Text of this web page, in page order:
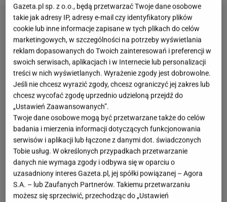
Gazeta.pl sp. z o.o., będą przetwarzać Twoje dane osobowe
takie jak adresy IP, adresy e-mail czy identyfikatory plików
cookie lub inne informacje zapisane w tych plikach do celów
marketingowych, w szczególności na potrzeby wyświetlania
reklam dopasowanych do Twoich zainteresowań i preferencji w
swoich serwisach, aplikacjach i w Internecie lub personalizacji
treści w nich wyświetlanych. Wyrażenie zgody jest dobrowolne.
Jeśli nie chcesz wyrazić zgody, chcesz ograniczyć jej zakres lub
chcesz wycofać zgodę uprzednio udzieloną przejdź do
„Ustawień Zaawansowanych”.
Twoje dane osobowe mogą być przetwarzane także do celów
badania i mierzenia informacji dotyczących funkcjonowania
serwisów i aplikacji lub łączone z danymi dot. świadczonych
Tobie usług. W określonych przypadkach przetwarzanie
danych nie wymaga zgody i odbywa się w oparciu o
uzasadniony interes Gazeta.pl, jej spółki powiązanej – Agora
S.A. – lub Zaufanych Partnerów. Takiemu przetwarzaniu
możesz się sprzeciwić, przechodząc do „Ustawień